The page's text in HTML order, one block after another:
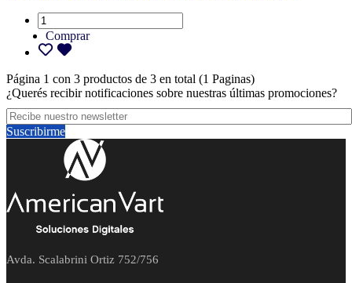
Comprar
Página 1 con 3 productos de 3 en total (1 Paginas)
¿Querés recibir notificaciones sobre nuestras últimas promociones?
Suscribirme
Avda. Scalabrini Ortiz 752/756